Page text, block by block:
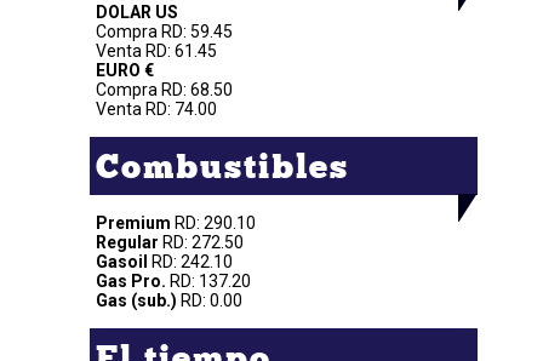
DOLAR US
Compra RD: 59.45
Venta RD: 61.45
EURO €
Compra RD: 68.50
Venta RD: 74.00
Combustibles
Premium RD: 290.10
Regular RD: 272.50
Gasoil
RD: 242.10
Gas Pro. RD: 137.20
Gas (sub.) RD: 0.00